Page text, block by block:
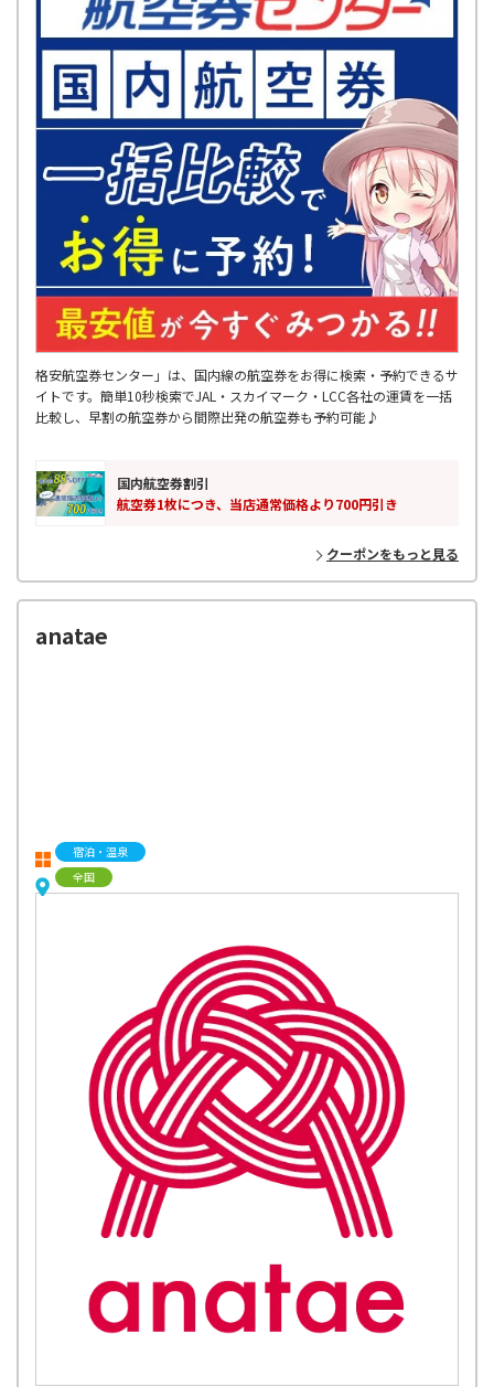
格安航空券センター」は、国内線の航空券をお得に検索・予約できるサ
イトです。簡単10秒検索でJAL・スカイマーク・LCC各社の運賃を一括
比較し、早割の航空券から間際出発の航空券も予約可能♪
国内航空券割引
航空券1枚につき、当店通常価格より700円引き
クーポンをもっと見る
anatae
宿泊・温泉
全国